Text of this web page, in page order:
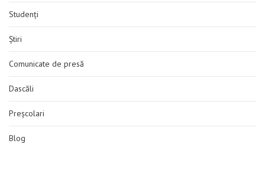
Studenți
Știri
Comunicate de presă
Dascăli
Preșcolari
Blog